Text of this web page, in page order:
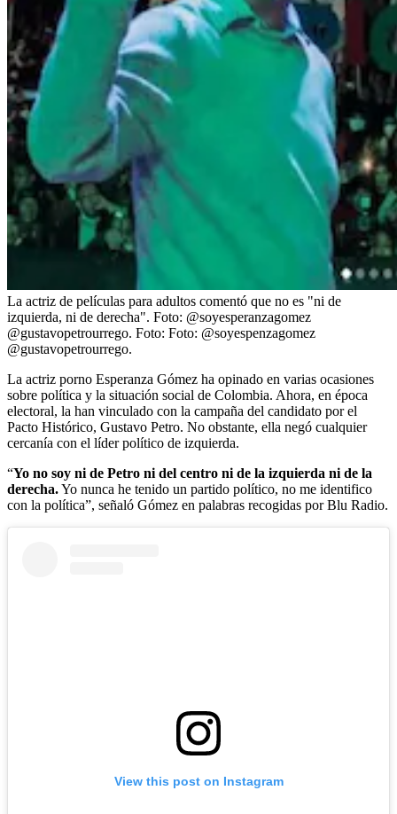
La actriz de películas para adultos comentó que no es "ni de
izquierda, ni de derecha". Foto: @soyesperanzagomez
@gustavopetrourrego. Foto: Foto: @soyespenzagomez
@gustavopetrourrego.
La actriz porno Esperanza Gómez ha opinado en varias ocasiones
sobre política y la situación social de Colombia. Ahora, en época
electoral, la han vinculado con la campaña del candidato por el
Pacto Histórico, Gustavo Petro. No obstante, ella negó cualquier
cercanía con el líder político de izquierda.
“Yo no soy ni de Petro ni del centro ni de la izquierda ni de la
derecha.Yo nunca he tenido un partido político, no me identifico
con la política”, señaló Gómez en palabras recogidas por Blu Radio.
View this post on Instagram